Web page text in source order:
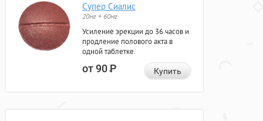
Супер Сиалис
20мг + 60мг
Усиление эрекции до 36 часов и
продление полового акта в
одной таблетке.
от 90Р Купить